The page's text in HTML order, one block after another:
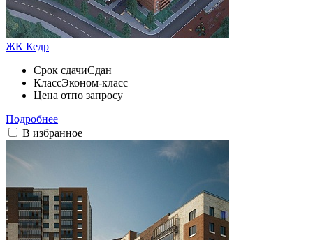
ЖК Кедр
Срок сдачиСдан
КлассЭконом-класс
Цена отпо запросу
Подробнее
В избранное